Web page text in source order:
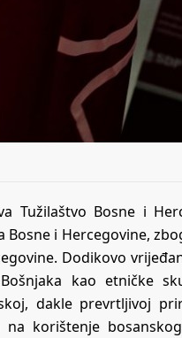
Tužilaštvo Bosne i
i Hercegovine,
Dodikovo
kao etničke
dakle prevrtljivoj
na korištenje